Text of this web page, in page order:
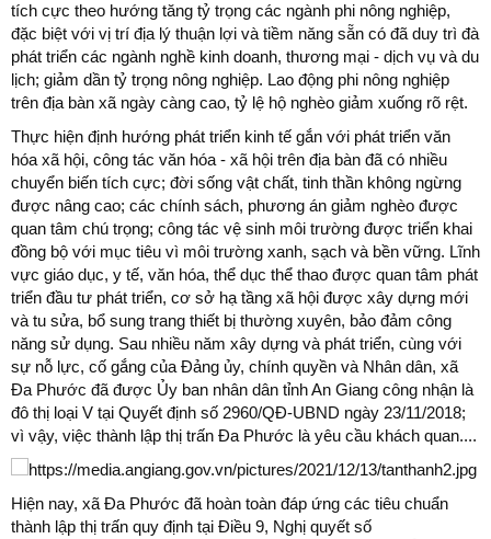
tích cực theo hướng tăng tỷ trọng các ngành phi nông nghiệp,
đặc biệt với vị trí địa lý thuận lợi và tiềm năng sẵn có đã duy trì đà
phát triển các ngành nghề kinh doanh, thương mại - dịch vụ và du
lịch; giảm dần tỷ trọng nông nghiệp. Lao động phi nông nghiệp
trên địa bàn xã ngày càng cao, tỷ lệ hộ nghèo giảm xuống rõ rệt.
Thực hiện định hướng phát triển kinh tế gắn với phát triển văn
hóa xã hội, công tác văn hóa - xã hội trên địa bàn đã có nhiều
chuyển biến tích cực; đời sống vật chất, tinh thần không ngừng
được nâng cao; các chính sách, phương án giảm nghèo được
quan tâm chú trọng; công tác vệ sinh môi trường được triển khai
đồng bộ với mục tiêu vì môi trường xanh, sạch và bền vững. Lĩnh
vực giáo dục, y tế, văn hóa, thể dục thể thao được quan tâm phát
triển đầu tư phát triển, cơ sở hạ tầng xã hội được xây dựng mới
và tu sửa, bổ sung trang thiết bị thường xuyên, bảo đảm công
năng sử dụng. Sau nhiều năm xây dựng và phát triển, cùng với
sự nỗ lực, cố gắng của Đảng ủy, chính quyền và Nhân dân, xã
Đa Phước đã được Ủy ban nhân dân tỉnh An Giang công nhận là
đô thị loại V tại Quyết định số 2960/QĐ-UBND ngày 23/11/2018;
vì vậy, việc thành lập thị trấn Đa Phước là yêu cầu khách quan....
Hiện nay, xã Đa Phước đã hoàn toàn đáp ứng các tiêu chuẩn
thành lập thị trấn quy định tại Điều 9, Nghị quyết số